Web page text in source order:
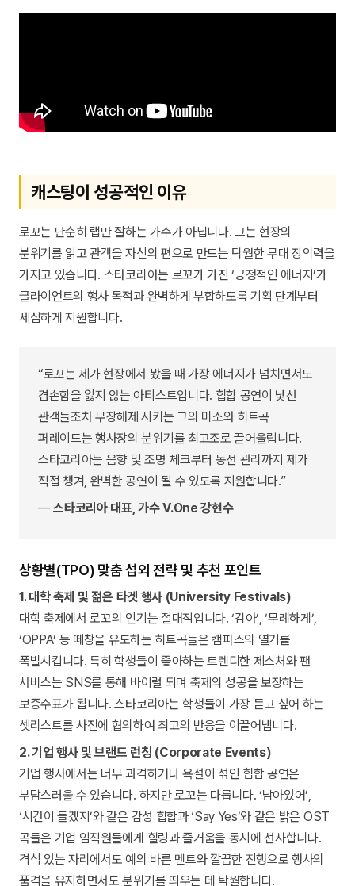
캐스팅이 성공적인 이유
로꼬는 단순히 랩만 잘하는 가수가 아닙니다. 그는 현장의
분위기를 읽고 관객을 자신의 편으로 만드는 탁월한 무대 장악력을
가지고 있습니다. 스타코리아는 로꼬가 가진 ‘긍정적인 에너지’가
클라이언트의 행사 목적과 완벽하게 부합하도록 기획 단계부터
세심하게 지원합니다.
“로꼬는 제가 현장에서 봤을 때 가장 에너지가 넘치면서도
겸손함을 잃지 않는 아티스트입니다. 힙합 공연이 낯선
관객들조차 무장해제 시키는 그의 미소와 히트곡
퍼레이드는 행사장의 분위기를 최고조로 끌어올립니다.
스타코리아는 음향 및 조명 체크부터 동선 관리까지 제가
직접 챙겨, 완벽한 공연이 될 수 있도록 지원합니다.”
—스타코리아 대표, 가수 V.One 강현수
상황별(TPO) 맞춤 섭외 전략 및 추천 포인트
1. 대학 축제 및 젊은 타겟 행사 (University Festivals)
대학 축제에서 로꼬의 인기는 절대적입니다. ‘감아’, ‘무례하게’,
‘OPPA’ 등 떼창을 유도하는 히트곡들은 캠퍼스의 열기를
폭발시킵니다. 특히 학생들이 좋아하는 트렌디한 제스처와 팬
서비스는 SNS를 통해 바이럴 되며 축제의 성공을 보장하는
보증수표가 됩니다. 스타코리아는 학생들이 가장 듣고 싶어 하는
셋리스트를 사전에 협의하여 최고의 반응을 이끌어냅니다.
2. 기업 행사 및 브랜드 런칭 (Corporate Events)
기업 행사에서는 너무 과격하거나 욕설이 섞인 힙합 공연은
부담스러울 수 있습니다. 하지만 로꼬는 다릅니다. ‘남아있어’,
‘시간이 들겠지’와 같은 감성 힙합과 ‘Say Yes’와 같은 밝은 OST
곡들은 기업 임직원들에게 힐링과 즐거움을 동시에 선사합니다.
격식 있는 자리에서도 예의 바른 멘트와 깔끔한 진행으로 행사의
품격을 유지하면서도 분위기를 띄우는 데 탁월합니다.